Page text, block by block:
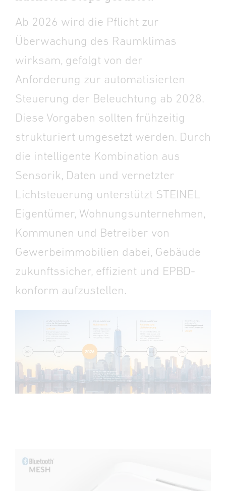
Ab 2026 wird die Pflicht zur
Überwachung des Raumklimas
wirksam, gefolgt von der
Anforderung zur automatisierten
Steuerung der Beleuchtung ab 2028.
Diese Vorgaben sollten frühzeitig
strukturiert umgesetzt werden. Durch
die intelligente Kombination aus
Sensorik, Daten und vernetzter
Lichtsteuerung unterstützt STEINEL
Eigentümer, Wohnungsunternehmen,
Kommunen und Betreiber von
Gewerbeimmobilien dabei, Gebäude
zukunftssicher, effizient und EPBD-
konform aufzustellen.